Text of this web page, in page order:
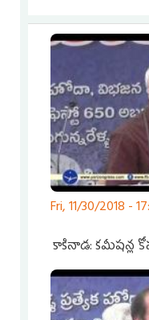
Fri, 11/30/2018 -
కాకినాడ: కమీషన్ల